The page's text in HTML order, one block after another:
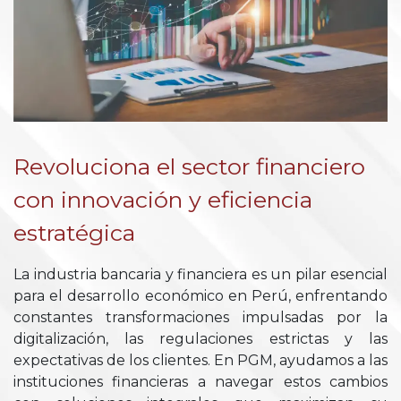
Revoluciona el sector financiero
con innovación y eficiencia
estratégica
La industria bancaria y financiera es un pilar esencial
para el desarrollo económico en Perú, enfrentando
constantes transformaciones impulsadas por la
digitalización, las regulaciones estrictas y las
expectativas de los clientes. En PGM, ayudamos a las
instituciones financieras a navegar estos cambios